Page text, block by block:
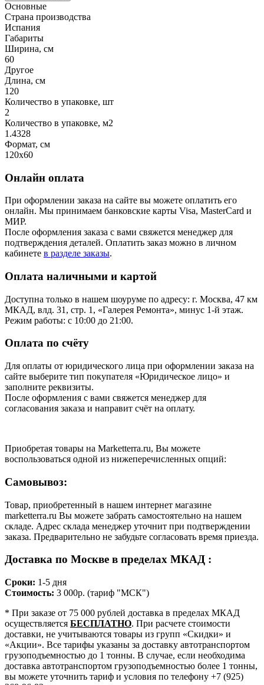
Основные
Страна производства
Испания
Габариты
Ширина, см
60
Другое
Длина, см
120
Количество в упаковке, шт
2
Количество в упаковке, м2
1.4328
Формат, см
120x60
Онлайн оплата
При оформлении заказа на сайте вы можете оплатить его
онлайн. Мы принимаем банковские карты Visa, MasterCard и
МИР.
После оформления заказа с вами свяжется менеджер для
подтверждения деталей. Оплатить заказ можно в личном
кабинете в разделе заказы.
Оплата наличными и картой
Доступна только в нашем шоуруме по адресу: г. Москва, 47 км
МКАД, влд. 31, стр. 1, «Галерея Ремонта», минус 1‑й этаж.
Режим работы: с 10:00 до 21:00.
Оплата по счёту
Для оплаты от юридического лица при оформлении заказа на
сайте выберите тип покупателя «Юридическое лицо» и
заполните реквизиты.
После оформления с вами свяжется менеджер для
согласования заказа и направит счёт на оплату.
Приобретая товары на Marketterra.ru, Вы можете
воспользоваться одной из нижеперечисленных опций:
Самовывоз:
Товар, приобретенный в нашем интернет магазине
marketterra.ru Вы можете забрать самостоятельно на нашем
складе. Адрес склада менеджер уточнит при подтверждении
заказа. Предварительно не забудьте согласовать время приезда.
Доставка по Москве в пределах МКАД :
Сроки: 1-5 дня
Стоимость: 3 000р. (тариф "МСК")
* При заказе от 75 000 рублей доставка в пределах МКАД
осуществляется БЕСПЛАТНО. При расчете стоимости
доставки, не учитываются товары из групп «Скидки» и
«Акции». Все тарифы указаны за доставку автотранспортом
грузоподъемностью до 1 тонны. В случае, если необходима
доставка автотранспортом грузоподъемностью более 1 тонны,
вы можете уточнить тариф и условия по телефону +7 (925)